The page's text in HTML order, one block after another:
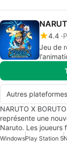
4.4
Jeu de
Autres plateformes
NARUTO X
représente une
Naruto. Les joueurs
WindowsPlay Station 5